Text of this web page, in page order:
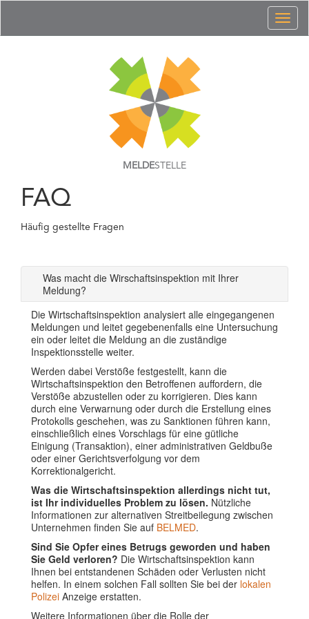
MELDESTELLE
FAQ
Häufig gestellte Fragen
Was macht die Wirschaftsinspektion mit Ihrer
Meldung?
Die Wirtschaftsinspektion analysiert alle eingegangenen
Meldungen und leitet gegebenenfalls eine Untersuchung
ein oder leitet die Meldung an die zuständige
Inspektionsstelle weiter.
Werden dabei Verstöße festgestellt, kann die
Wirtschaftsinspektion den Betroffenen auffordern, die
Verstöße abzustellen oder zu korrigieren. Dies kann
durch eine Verwarnung oder durch die Erstellung eines
Protokolls geschehen, was zu Sanktionen führen kann,
einschließlich eines Vorschlags für eine gütliche
Einigung (Transaktion), einer administrativen Geldbuße
oder einer Gerichtsverfolgung vor dem
Korrektionalgericht.
Was die Wirtschaftsinspektion allerdings nicht tut,
ist Ihr individuelles Problem zu lösen. Nützliche
Informationen zur alternativen Streitbeilegung zwischen
Unternehmen finden Sie auf BELMED.
Sind Sie Opfer eines Betrugs geworden und haben
Sie Geld verloren? Die Wirtschaftsinspektion kann
Ihnen bei entstandenen Schäden oder Verlusten nicht
helfen. In einem solchen Fall sollten Sie bei der lokalen
Polizei Anzeige erstatten.
Weitere Informationen über die Rolle der